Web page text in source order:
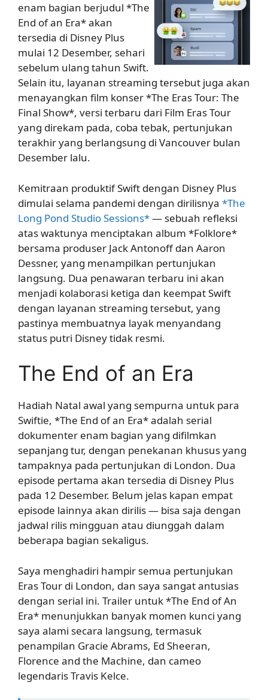
enam bagian berjudul *The
End of an Era* akan
tersedia di Disney Plus
mulai 12 Desember, sehari
sebelum ulang tahun Swift.
Selain itu, layanan streaming tersebut juga akan
menayangkan film konser *The Eras Tour: The
Final Show*, versi terbaru dari Film Eras Tour
yang direkam pada, coba tebak, pertunjukan
terakhir yang berlangsung di Vancouver bulan
Desember lalu.
Kemitraan produktif Swift dengan Disney Plus
dimulai selama pandemi dengan dirilisnya *The
Long Pond Studio Sessions*— sebuah refleksi
atas waktunya menciptakan album *Folklore*
bersama produser Jack Antonoff dan Aaron
Dessner, yang menampilkan pertunjukan
langsung. Dua penawaran terbaru ini akan
menjadi kolaborasi ketiga dan keempat Swift
dengan layanan streaming tersebut, yang
pastinya membuatnya layak menyandang
status putri Disney tidak resmi.
The End of an Era
Hadiah Natal awal yang sempurna untuk para
Swiftie, *The End of an Era* adalah serial
dokumenter enam bagian yang difilmkan
sepanjang tur, dengan penekanan khusus yang
tampaknya pada pertunjukan di London. Dua
episode pertama akan tersedia di Disney Plus
pada 12 Desember. Belum jelas kapan empat
episode lainnya akan dirilis — bisa saja dengan
jadwal rilis mingguan atau diunggah dalam
beberapa bagian sekaligus.
Saya menghadiri hampir semua pertunjukan
Eras Tour di London, dan saya sangat antusias
dengan serial ini. Trailer untuk *The End of An
Era* menunjukkan banyak momen kunci yang
saya alami secara langsung, termasuk
penampilan Gracie Abrams, Ed Sheeran,
Florence and the Machine, dan cameo
legendaris Travis Kelce.